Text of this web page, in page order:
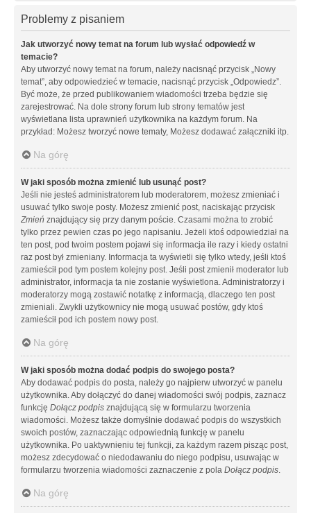
Problemy z pisaniem
Jak utworzyć nowy temat na forum lub wysłać odpowiedź w
temacie?
Aby utworzyć nowy temat na forum, należy nacisnąć przycisk „Nowy
temat”, aby odpowiedzieć w temacie, nacisnąć przycisk „Odpowiedz”.
Być może, że przed publikowaniem wiadomości trzeba będzie się
zarejestrować. Na dole strony forum lub strony tematów jest
wyświetlana lista uprawnień użytkownika na każdym forum. Na
przykład: Możesz tworzyć nowe tematy, Możesz dodawać załączniki itp.
Na górę
W jaki sposób można zmienić lub usunąć post?
Jeśli nie jesteś administratorem lub moderatorem, możesz zmieniać i
usuwać tylko swoje posty. Możesz zmienić post, naciskając przycisk
Zmień znajdujący się przy danym poście. Czasami można to zrobić
tylko przez pewien czas po jego napisaniu. Jeżeli ktoś odpowiedział na
ten post, pod twoim postem pojawi się informacja ile razy i kiedy ostatni
raz post był zmieniany. Informacja ta wyświetli się tylko wtedy, jeśli ktoś
zamieścił pod tym postem kolejny post. Jeśli post zmienił moderator lub
administrator, informacja ta nie zostanie wyświetlona. Administratorzy i
moderatorzy mogą zostawić notatkę z informacją, dlaczego ten post
zmieniali. Zwykli użytkownicy nie mogą usuwać postów, gdy ktoś
zamieścił pod ich postem nowy post.
Na górę
W jaki sposób można dodać podpis do swojego posta?
Aby dodawać podpis do posta, należy go najpierw utworzyć w panelu
użytkownika. Aby dołączyć do danej wiadomości swój podpis, zaznacz
funkcję Dołącz podpis znajdującą się w formularzu tworzenia
wiadomości. Możesz także domyślnie dodawać podpis do wszystkich
swoich postów, zaznaczając odpowiednią funkcję w panelu
użytkownika. Po uaktywnieniu tej funkcji, za każdym razem pisząc post,
możesz zdecydować o niedodawaniu do niego podpisu, usuwając w
formularzu tworzenia wiadomości zaznaczenie z pola Dołącz podpis.
Na górę